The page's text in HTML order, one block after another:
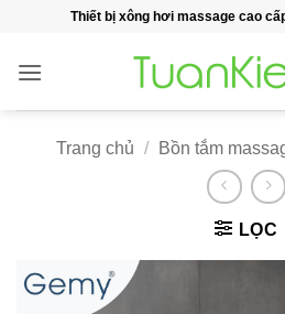
nội
Thiết bị xông hơi massage cao
Trang chủ / Bồn tắm
LỌC